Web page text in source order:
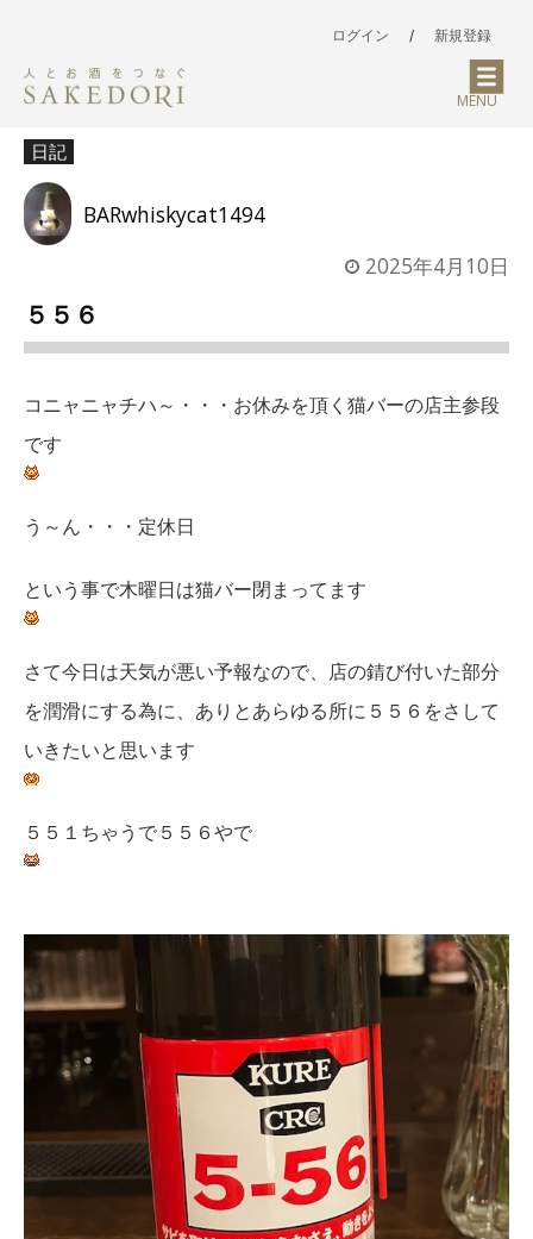
ログイン / 新規登録
MENU
日記
BARwhiskycat1494
2025年4月10日
５５６
コニャニャチハ～・・・お休みを頂く猫バーの店主参段
です
う～ん・・・定休日
という事で木曜日は猫バー閉まってます
さて今日は天気が悪い予報なので、店の錆び付いた部分
を潤滑にする為に、ありとあらゆる所に５５６をさして
いきたいと思います
５５１ちゃうで５５６やで